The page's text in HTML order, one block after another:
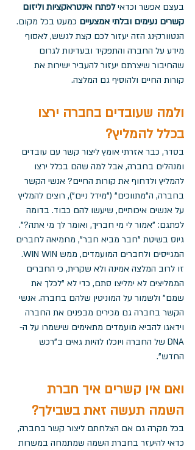
בעצם אפשר וכדאי לפתח אינטראקציות וליזום
קשרים נעימים ובלתי אמצעיים כמעט בכל מקום.
הנטוורקינג הזה יעזור לכם קצת לגשש, לאסוף
מידע על החברה והתפקיד ובעדינות לגרום
שהחיבור שיצרתם יעזור להעביר ישירות את
קורות החיים ולהוסיף גם המלצה.
ולמה שעובדים בחברה ירצו
בכלל להמליץ?
בסדר, כבר אזרתי אומץ ליצור קשר עם עובדים
ומנהלים בחברה, אבל למה שהם בכלל ירצו
להמליץ ולדחוף את קורות החיים? אנשי הקשר
בחברה, ה"מתווכים" ("מידל ניים"), רוצים להמליץ
על אנשים איכותיים, שיעשו להם כבוד. בדומה
לפתגם: "אמור לי מי חבריך, ואומר לך מי אתה?".
גיוס בשיטת "חבר מביא חבר", מחמיאה לחברים
המגייסים ולחברים המועמדים, ממש WIN WIN.
זו לרוב המלצה אמינה ולא שקרית, כי החברים
הממליצים לא ימליצו סתם, כדי לא "לכלך את
שמם" ולשמור על המוניטין שלהם בחברה. אנשי
הקשר בחברה גם מכירים מבפנים את החברה
וידאגו להביא מועמדים מתאימים שישמרו על ה-
DNA של החברה ויוכלו להיות גאים ב"רכש
החדש".
ואם אין קשרים איך חברת
השמה תעשה זאת בשבילך?
בכל מקרה גם אם הצלחתם ליצור קשר בחברה,
כדאי להיעזר בחברת השמה שמתמחה במשרות